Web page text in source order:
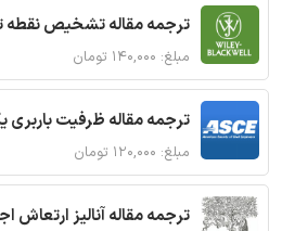
ترجمه مقاله تشخیص نقطه
مبلغ: ۱۴۰,۰۰۰ تومان
ترجمه مقاله ظرفیت
مبلغ: ۱۲۰,۰۰۰ تومان
ترجمه مقاله آنالیز